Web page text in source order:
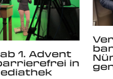
1. Advent
in